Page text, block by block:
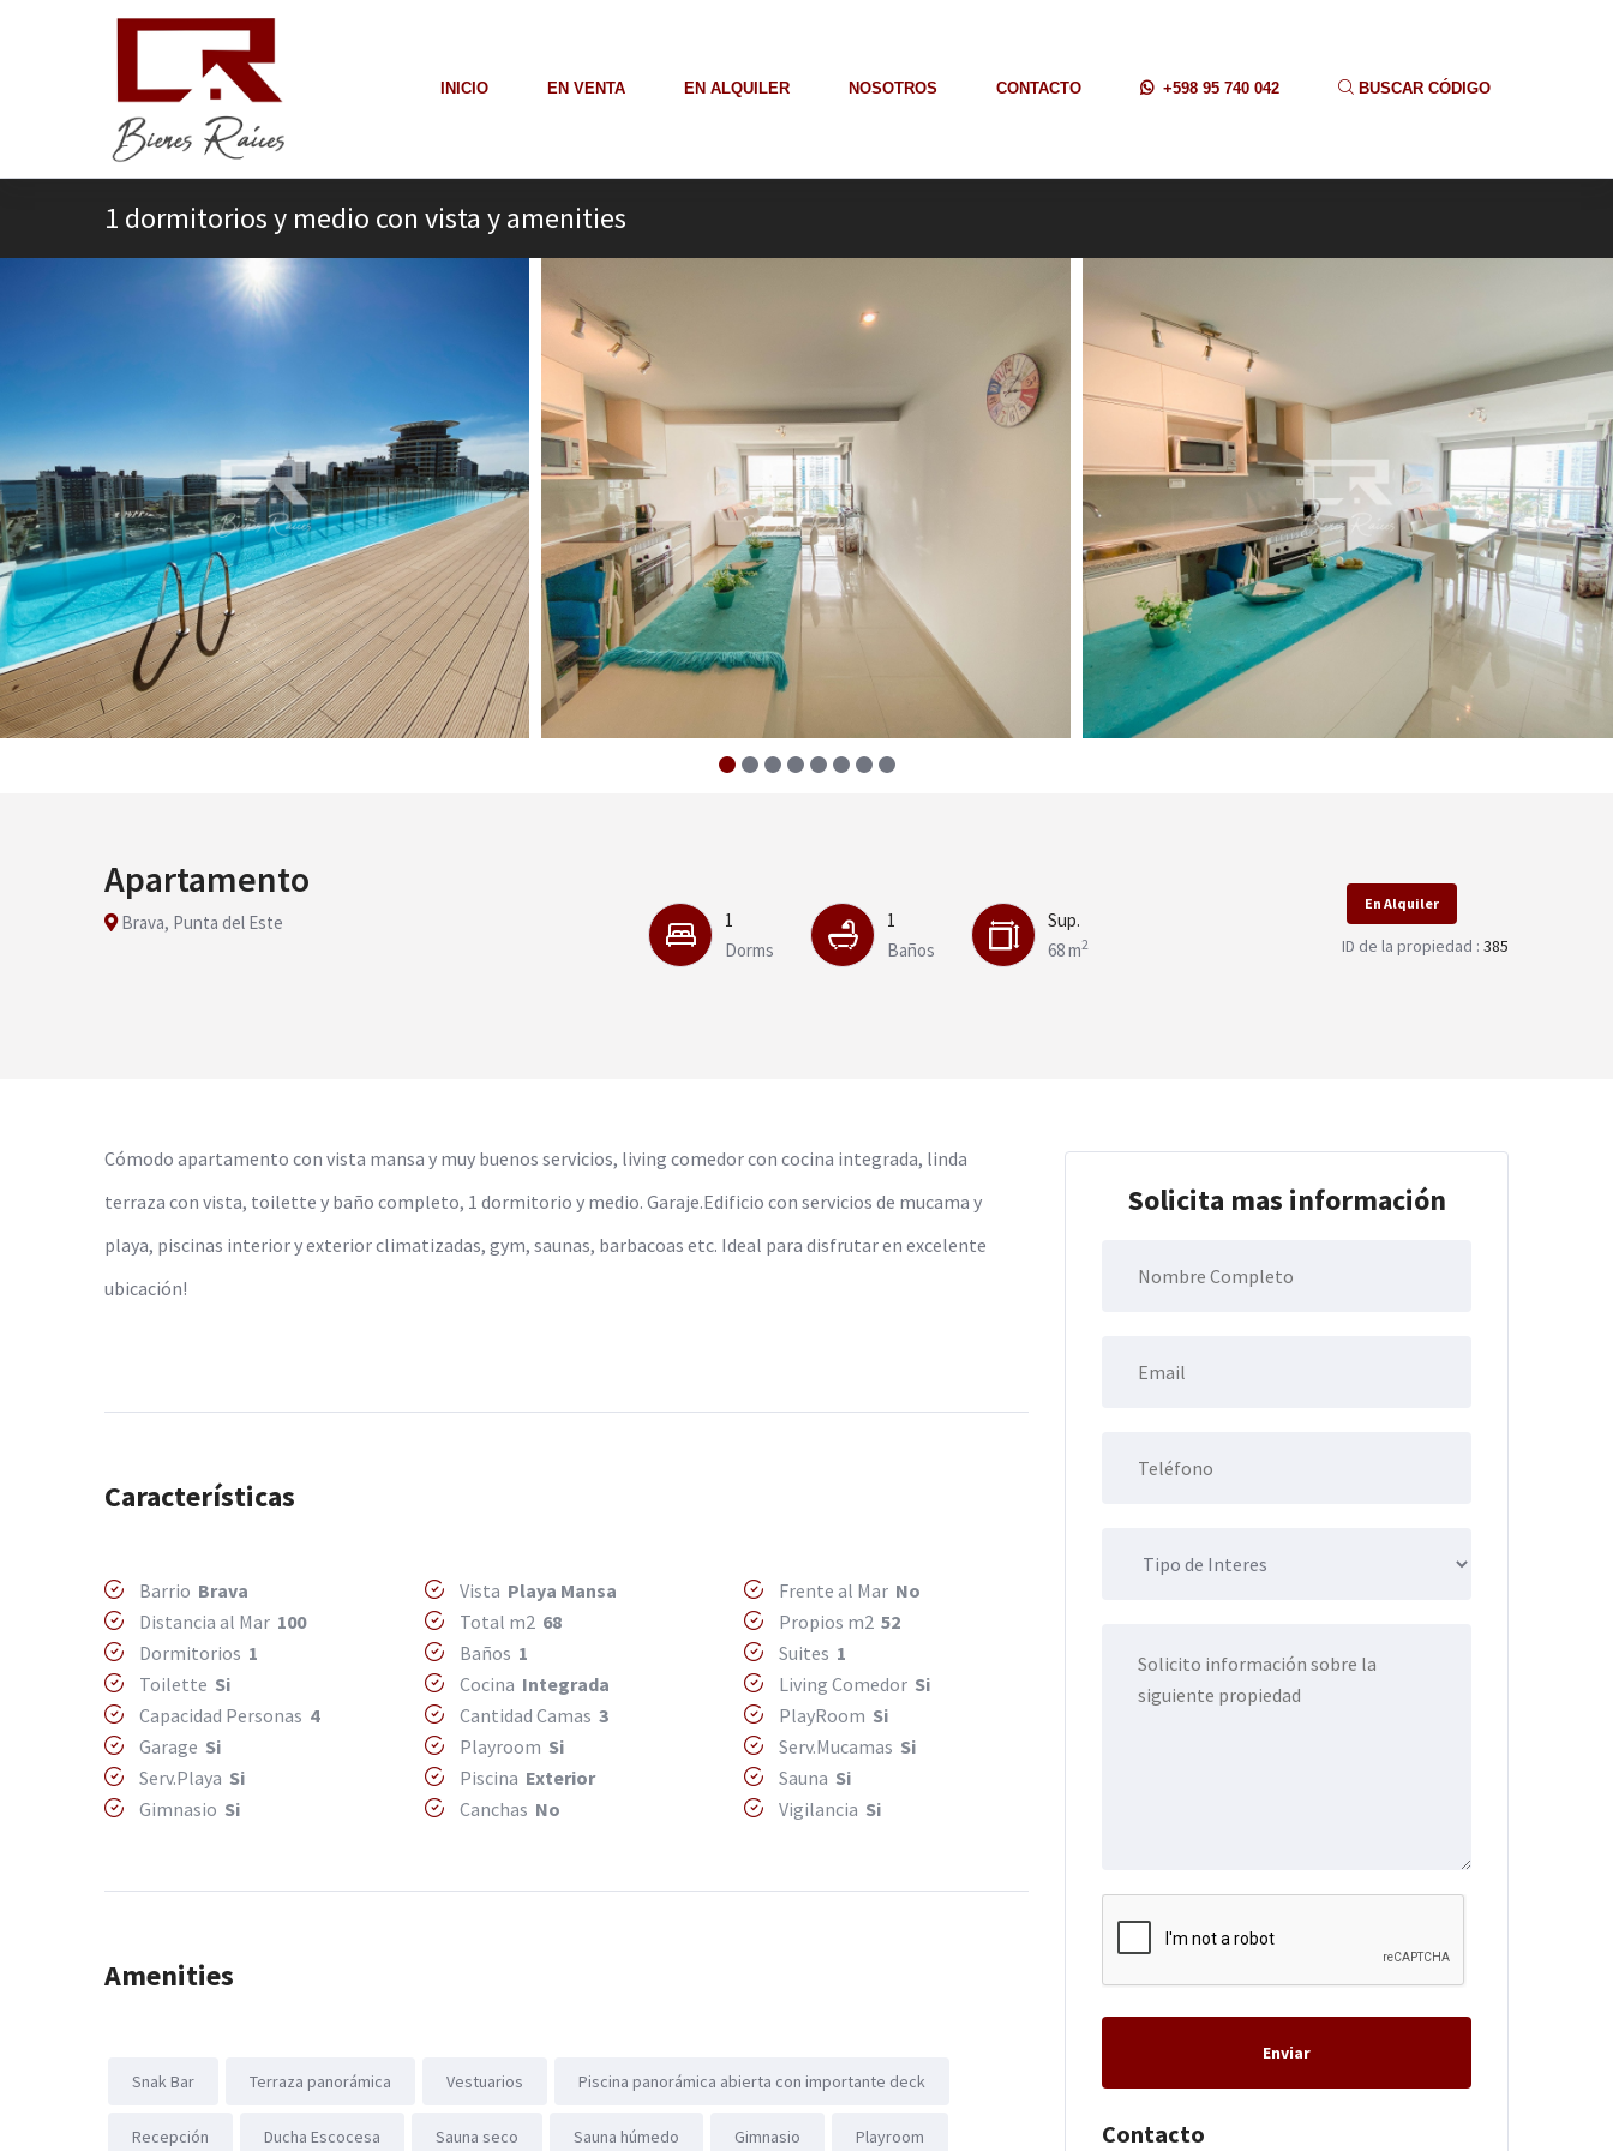
INICIO EN VENTA EN ALQUILER NOSOTROS CONTACTO +598 95 740 042 BUSCAR CÓDIGO
1 dormitorios y medio con vista y amenities
Apartamento
Brava, Punta del Este
1
Dorms
1
Baños
Sup.
68 m2
En Alquiler
ID de la propiedad : 385
Cómodo apartamento con vista mansa y muy buenos servicios, living comedor con cocina integrada, linda
terraza con vista, toilette y baño completo, 1 dormitorio y medio. Garaje.Edificio con servicios de mucama y
playa, piscinas interior y exterior climatizadas, gym, saunas, barbacoas etc. Ideal para disfrutar en excelente
ubicación!
Características
Barrio Brava Vista Playa Mansa Frente al Mar No
Distancia al Mar 100 Total m2 68 Propios m252
Dormitorios 1 Baños 1 Suites 1
Toilette Si Cocina Integrada Living Comedor Si
Capacidad Personas 4 Cantidad Camas 3 PlayRoom Si
Garage Si Playroom Si Serv.Mucamas Si
Serv.Playa Si Piscina Exterior Sauna Si
Gimnasio Si Canchas No Vigilancia Si
Amenities
Snak Bar Terraza panorámica Vestuarios Piscina panorámica abierta con importante deck
Recepción Ducha Escocesa Sauna seco Sauna húmedo Gimnasio Playroom
Solicita mas información
Enviar
Contacto